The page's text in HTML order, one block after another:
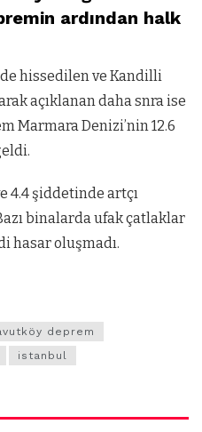
ardından halk
hissedilen ve Kandilli
açıklanan daha snra ise
Marmara Denizi’nin 12.6
4.4 şiddetinde artçı
binalarda ufak çatlaklar
hasar oluşmadı.
deprem
istanbul